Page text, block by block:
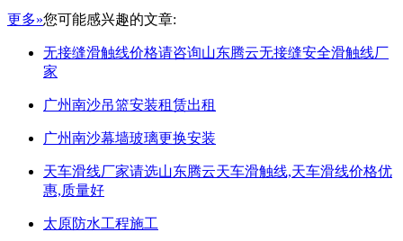
更多»您可能感兴趣的文章:
无接缝滑触线价格请咨询山东腾云无接缝安全滑触线厂
家
广州南沙吊篮安装租赁出租
广州南沙幕墙玻璃更换安装
天车滑线厂家请选山东腾云天车滑触线,天车滑线价格优
惠,质量好
太原防水工程施工